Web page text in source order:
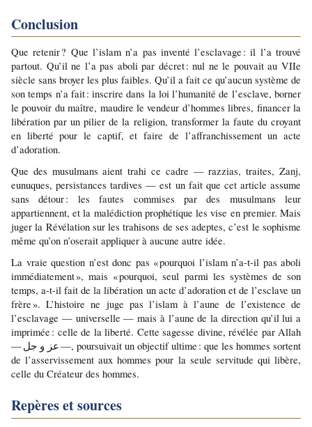
Conclusion
Que retenir ? Que l’islam n’a pas inventé l’esclavage : il l’a trouvé
partout. Qu’il ne l’a pas aboli par décret : nul ne le pouvait au VIIe
siècle sans broyer les plus faibles. Qu’il a fait ce qu’aucun système de
son temps n’a fait : inscrire dans la loi l’humanité de l’esclave, borner
le pouvoir du maître, maudire le vendeur d’hommes libres, financer la
libération par un pilier de la religion, transformer la faute du croyant
en liberté pour le captif, et faire de l’affranchissement un acte
d’adoration.
Que des musulmans aient trahi ce cadre — razzias, traites, Zanj,
eunuques, persistances tardives — est un fait que cet article assume
sans détour : les fautes commises par des musulmans leur
appartiennent, et la malédiction prophétique les vise en premier. Mais
juger la Révélation sur les trahisons de ses adeptes, c’est le sophisme
même qu’on n’oserait appliquer à aucune autre idée.
La vraie question n’est donc pas « pourquoi l’islam n’a-t-il pas aboli
immédiatement », mais « pourquoi, seul parmi les systèmes de son
temps, a-t-il fait de la libération un acte d’adoration et de l’esclave un
frère ». L’histoire ne juge pas l’islam à l’aune de l’existence de
l’esclavage — universelle — mais à l’aune de la direction qu’il lui a
imprimée : celle de la liberté. Cette sagesse divine, révélée par Allah
— عز و جل —, poursuivait un objectif ultime : que les hommes sortent
de l’asservissement aux hommes pour la seule servitude qui libère,
celle du Créateur des hommes.
Repères et sources